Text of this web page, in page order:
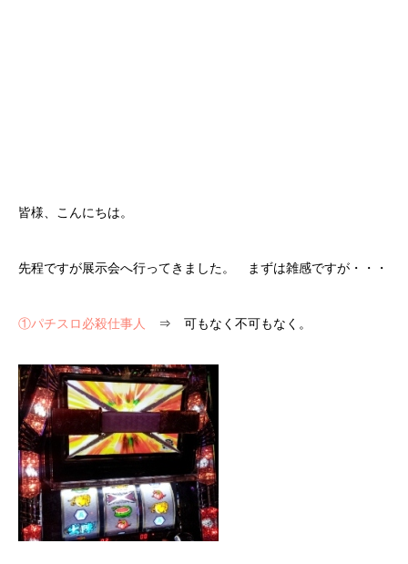
皆様、こんにちは。
先程ですが展示会へ行ってきました。 まずは雑感ですが・・・
①パチスロ必殺仕事人 ⇒ 可もなく不可もなく。